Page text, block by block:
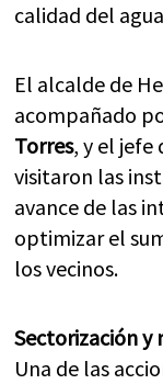
calidad del
El alcalde de
acompañado
Torres, y el jefe
visitaron las
avance de las
optimizar el
los vecinos.
Sectorización
Una de las